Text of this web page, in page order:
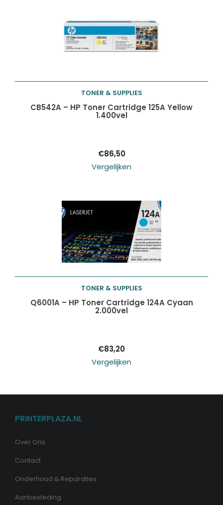
Toevoegen aan
TONER & SUPPLIES
CB542A – HP Toner Cartridge 125A Yellow
1.400vel
€86,50
Vergelijken
Toevoegen aan
TONER & SUPPLIES
Q6001A – HP Toner Cartridge 124A Cyaan
2.000vel
€83,20
Vergelijken
PRINTERPLAZA.NL
Over Ons
Contact
Onderhoud & Reparaties
Aanbesteding